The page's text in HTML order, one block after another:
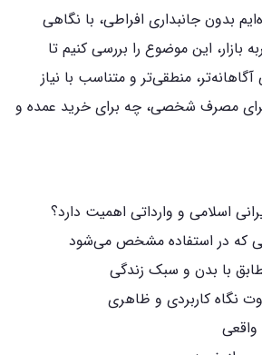
بدون جانبداری افراطی، با نگاهی
بازار، این موضوع را بررسی کنیم تا
منطقی‌تر و متناسب با نیاز
مصرف شخصی، چه برای خرید عمده و
اسلامی و وارداتی اهمیت دارد؟
که در استفاده مشخص می‌شود
با بدن و سبک زندگی
نگاه کاربردی و ظاهری
واقعی